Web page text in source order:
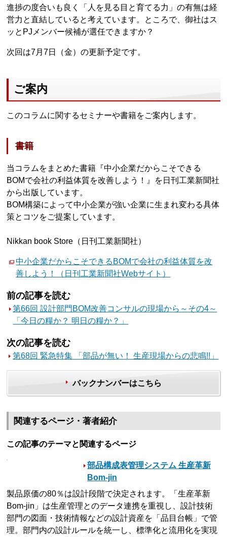
進捗の度合いも良く「人を見る目と育てる力」の有無は経
営力と直結していると考えています。ところで、御社はス
ッとPJメンバー候補が選任できますか？
次回は7月7日（金）の更新予定です。
ご案内
このコラムに関するセミナーや書籍をご案内します。
書籍
当コラムをまとめた書籍『中小企業だからこそできる
BOMで会社の利益体質を改善しよう！』を日刊工業新聞社
から出版しています。
BOM構築によって中小企業が強い企業に生まれ変わる具体
策とコツをご提案しています。
Nikkan book Store（日刊工業新聞社）
中小企業だからこそできるBOMで会社の利益体質を改
善しよう！（日刊工業新聞社Webサイト）
前の記事を読む
第66回 設計部門BOM改善コンサルの現場から～その4～
「今日の糧か？ 明日の糧か？」
次の記事を読む
第68回 緊急特集 「部品が無い！ 生産現場からの悲鳴!!」
バックナンバーはこちら
関連するページ・著者紹介
この記事のテーマと関連するページ
部品構成表管理システム 生産革新
Bom-jin
製品原価の80％は設計段階で決定されます。「生産革新
Bom-jin」は生産管理とのデータ連携を重視し、設計技術
部門の図面・技術情報などの設計資産を「品目台帳」で管
理。部門内の設計ルールを統一し、標準化と流用化を実現